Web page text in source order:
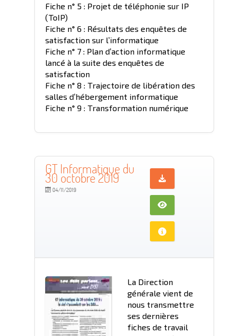
Fiche n° 5 : Projet de téléphonie sur IP
(ToIP)
Fiche n° 6 : Résultats des enquêtes de
satisfaction sur l’informatique
Fiche n° 7 : Plan d’action informatique
lancé à la suite des enquêtes de
satisfaction
Fiche n° 8 : Trajectoire de libération des
salles d’hébergement informatique
Fiche n° 9 : Transformation numérique
GT Informatique du
30 octobre 2019
04/11/2019
La Direction
générale vient de
nous transmettre
ses dernières
fiches de travail